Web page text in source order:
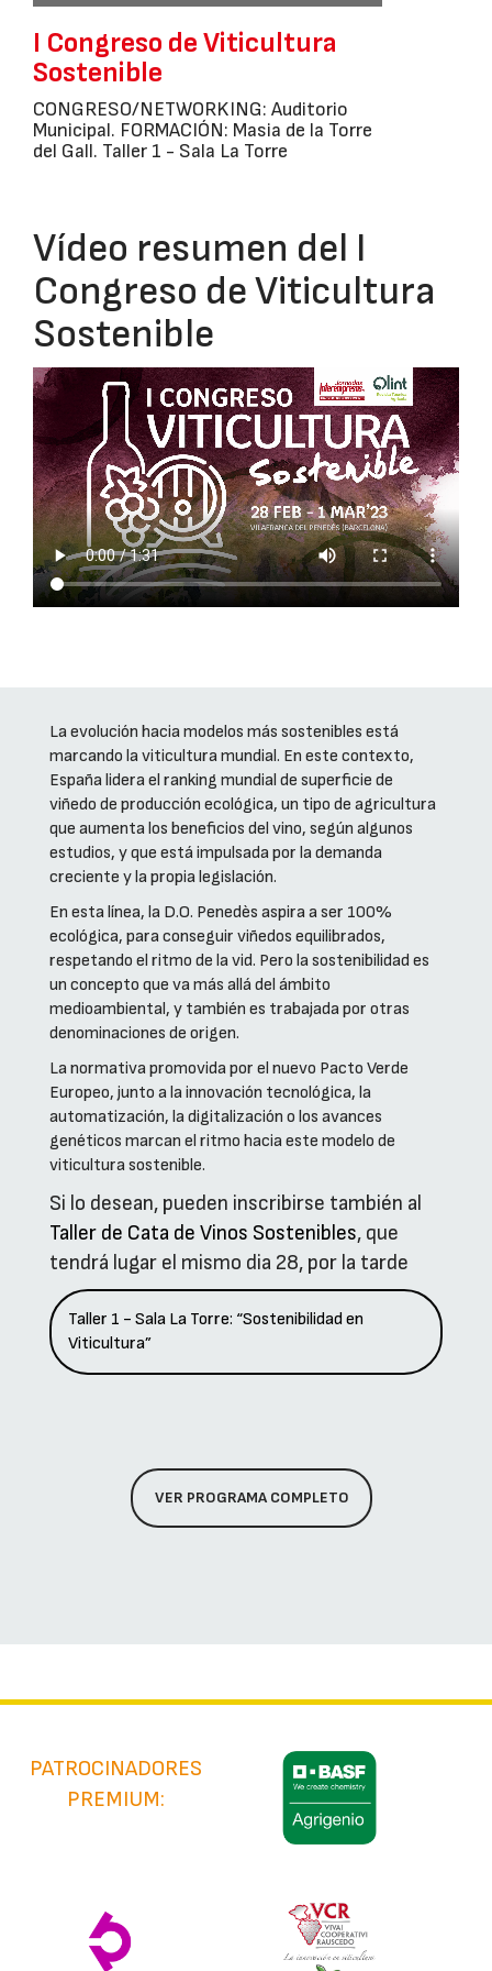
I Congreso de Viticultura
Sostenible
CONGRESO/NETWORKING: Auditorio
Municipal. FORMACIÓN: Masia de la Torre
del Gall. Taller 1 - Sala La Torre
Vídeo resumen del I
Congreso de Viticultura
Sostenible
La evolución hacia modelos más sostenibles está
marcando la viticultura mundial. En este contexto,
España lidera el ranking mundial de superficie de
viñedo de producción ecológica, un tipo de agricultura
que aumenta los beneficios del vino, según algunos
estudios, y que está impulsada por la demanda
creciente y la propia legislación.
En esta línea, la D.O. Penedès aspira a ser 100%
ecológica, para conseguir viñedos equilibrados,
respetando el ritmo de la vid. Pero la sostenibilidad es
un concepto que va más allá del ámbito
medioambiental, y también es trabajada por otras
denominaciones de origen.
La normativa promovida por el nuevo Pacto Verde
Europeo, junto a la innovación tecnológica, la
automatización, la digitalización o los avances
genéticos marcan el ritmo hacia este modelo de
viticultura sostenible.
Si lo desean, pueden inscribirse también al
Taller de Cata de Vinos Sostenibles, que
tendrá lugar el mismo dia 28, por la tarde
Taller 1 - Sala La Torre: “Sostenibilidad en
Viticultura”
VER PROGRAMA COMPLETO
PATROCINADORES
PREMIUM: